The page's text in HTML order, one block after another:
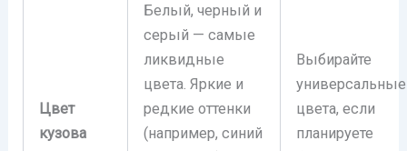
Цвет
кузова
Белый, черный и
серый — самые
ликвидные
цвета. Яркие и
редкие оттенки
(например, синий
Выбирайте
универсальные
цвета, если
планируете